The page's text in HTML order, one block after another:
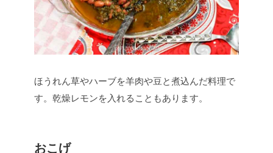
ほうれん草やハーブを羊肉や豆と煮込んだ料理で
す。乾燥レモンを入れることもあります。
おこげ